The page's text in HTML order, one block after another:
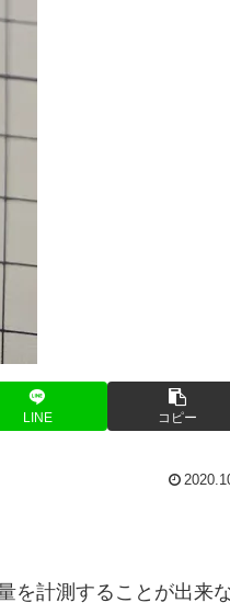
LINE コピー
を計測することが出来